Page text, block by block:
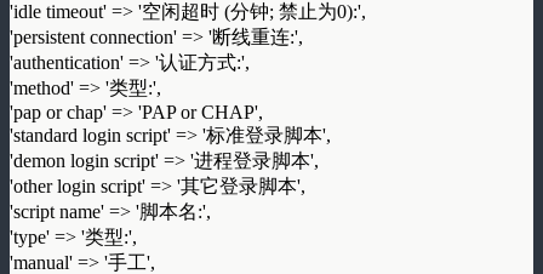
'idle timeout' => '空闲超时 (分钟; 禁止为0):',
'persistent connection' => '断线重连:',
'authentication' => '认证方式:',
'method' => '类型:',
'pap or chap' => 'PAP or CHAP',
'standard login script' => '标准登录脚本',
'demon login script' => '进程登录脚本',
'other login script' => '其它登录脚本',
'script name' => '脚本名:',
'type' => '类型:',
'manual' => '手工',